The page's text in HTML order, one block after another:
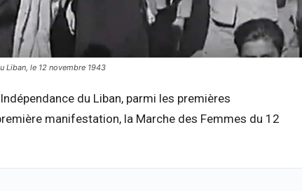
Liban, le 12 novembre 1943
du Liban, parmi les premières
manifestation, la Marche des Femmes du 12